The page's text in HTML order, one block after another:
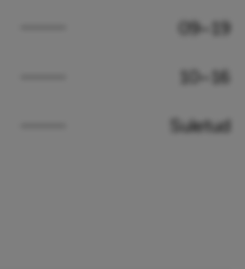
09–19
10–16
Suletud